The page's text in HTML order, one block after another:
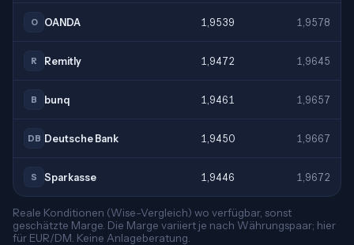
O OANDA 1,9539 1,9578
R Remitly 1,9472 1,9645
B bunq 1,9461 1,9657
DB Deutsche Bank 1,9450 1,9667
S Sparkasse 1,9446 1,9672
Reale Konditionen (Wise-Vergleich) wo verfügbar, sonst
geschätzte Marge. Die Marge variiert je nach Währungspaar; hier
für EUR/DM. Keine Anlageberatung.